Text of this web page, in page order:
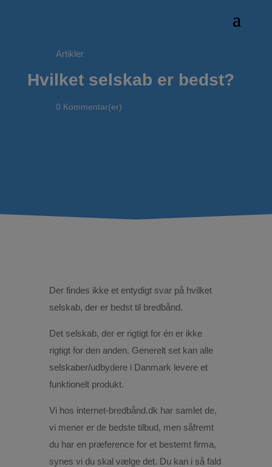
Artikler
Hvilket selskab er bedst?
0 Kommentar(er)
Der findes ikke et entydigt svar på hvilket
selskab, der er bedst til bredbånd.
Det selskab, der er rigtigt for én er ikke
rigtigt for den anden. Generelt set kan alle
selskaber/udbydere i Danmark levere et
funktionelt produkt.
Vi hos internet-bredbånd.dk har samlet de,
vi mener er de bedste tilbud, men såfremt
du har en præference for et bestemt firma,
synes vi du skal vælge det. Du kan i så fald